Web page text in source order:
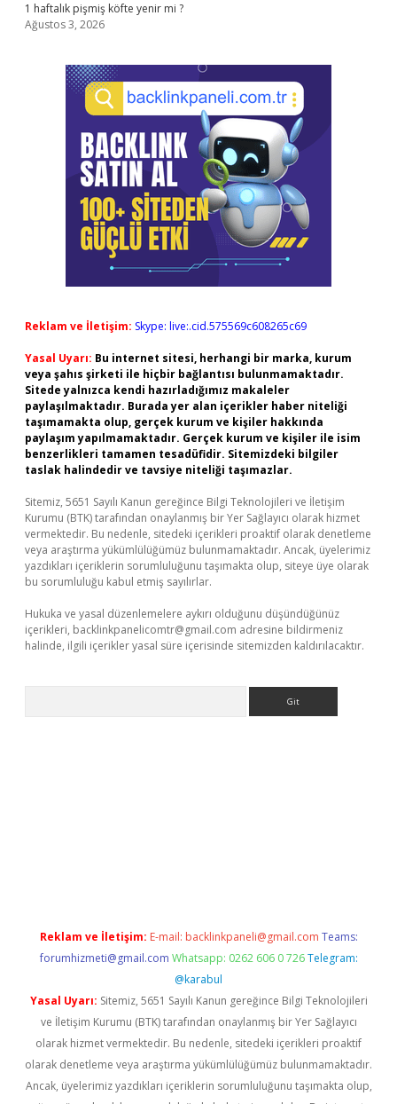
1 haftalık pişmiş köfte yenir mi ?
Ağustos 3, 2026
Reklam ve İletişim: Skype: live:.cid.575569c608265c69
Yasal Uyarı: Bu internet sitesi, herhangi bir marka, kurum
veya şahıs şirketi ile hiçbir bağlantısı bulunmamaktadır.
Sitede yalnızca kendi hazırladığımız makaleler
paylaşılmaktadır. Burada yer alan içerikler haber niteliği
taşımamakta olup, gerçek kurum ve kişiler hakkında
paylaşım yapılmamaktadır. Gerçek kurum ve kişiler ile isim
benzerlikleri tamamen tesadüfidir. Sitemizdeki bilgiler
taslak halindedir ve tavsiye niteliği taşımazlar.
Sitemiz, 5651 Sayılı Kanun gereğince Bilgi Teknolojileri ve İletişim
Kurumu (BTK) tarafından onaylanmış bir Yer Sağlayıcı olarak hizmet
vermektedir. Bu nedenle, sitedeki içerikleri proaktif olarak denetleme
veya araştırma yükümlülüğümüz bulunmamaktadır. Ancak, üyelerimiz
yazdıkları içeriklerin sorumluluğunu taşımakta olup, siteye üye olarak
bu sorumluluğu kabul etmiş sayılırlar.
Hukuka ve yasal düzenlemelere aykırı olduğunu düşündüğünüz
içerikleri, backlinkpanelicomtr@gmail.com adresine bildirmeniz
halinde, ilgili içerikler yasal süre içerisinde sitemizden kaldırılacaktır.
Reklam ve İletişim: E-mail: backlinkpaneli@gmail.com Teams:
forumhizmeti@gmail.com Whatsapp: 0262 606 0 726 Telegram:
@karabul
Yasal Uyarı: Sitemiz, 5651 Sayılı Kanun gereğince Bilgi Teknolojileri
ve İletişim Kurumu (BTK) tarafından onaylanmış bir Yer Sağlayıcı
olarak hizmet vermektedir. Bu nedenle, sitedeki içerikleri proaktif
olarak denetleme veya araştırma yükümlülüğümüz bulunmamaktadır.
Ancak, üyelerimiz yazdıkları içeriklerin sorumluluğunu taşımakta olup,